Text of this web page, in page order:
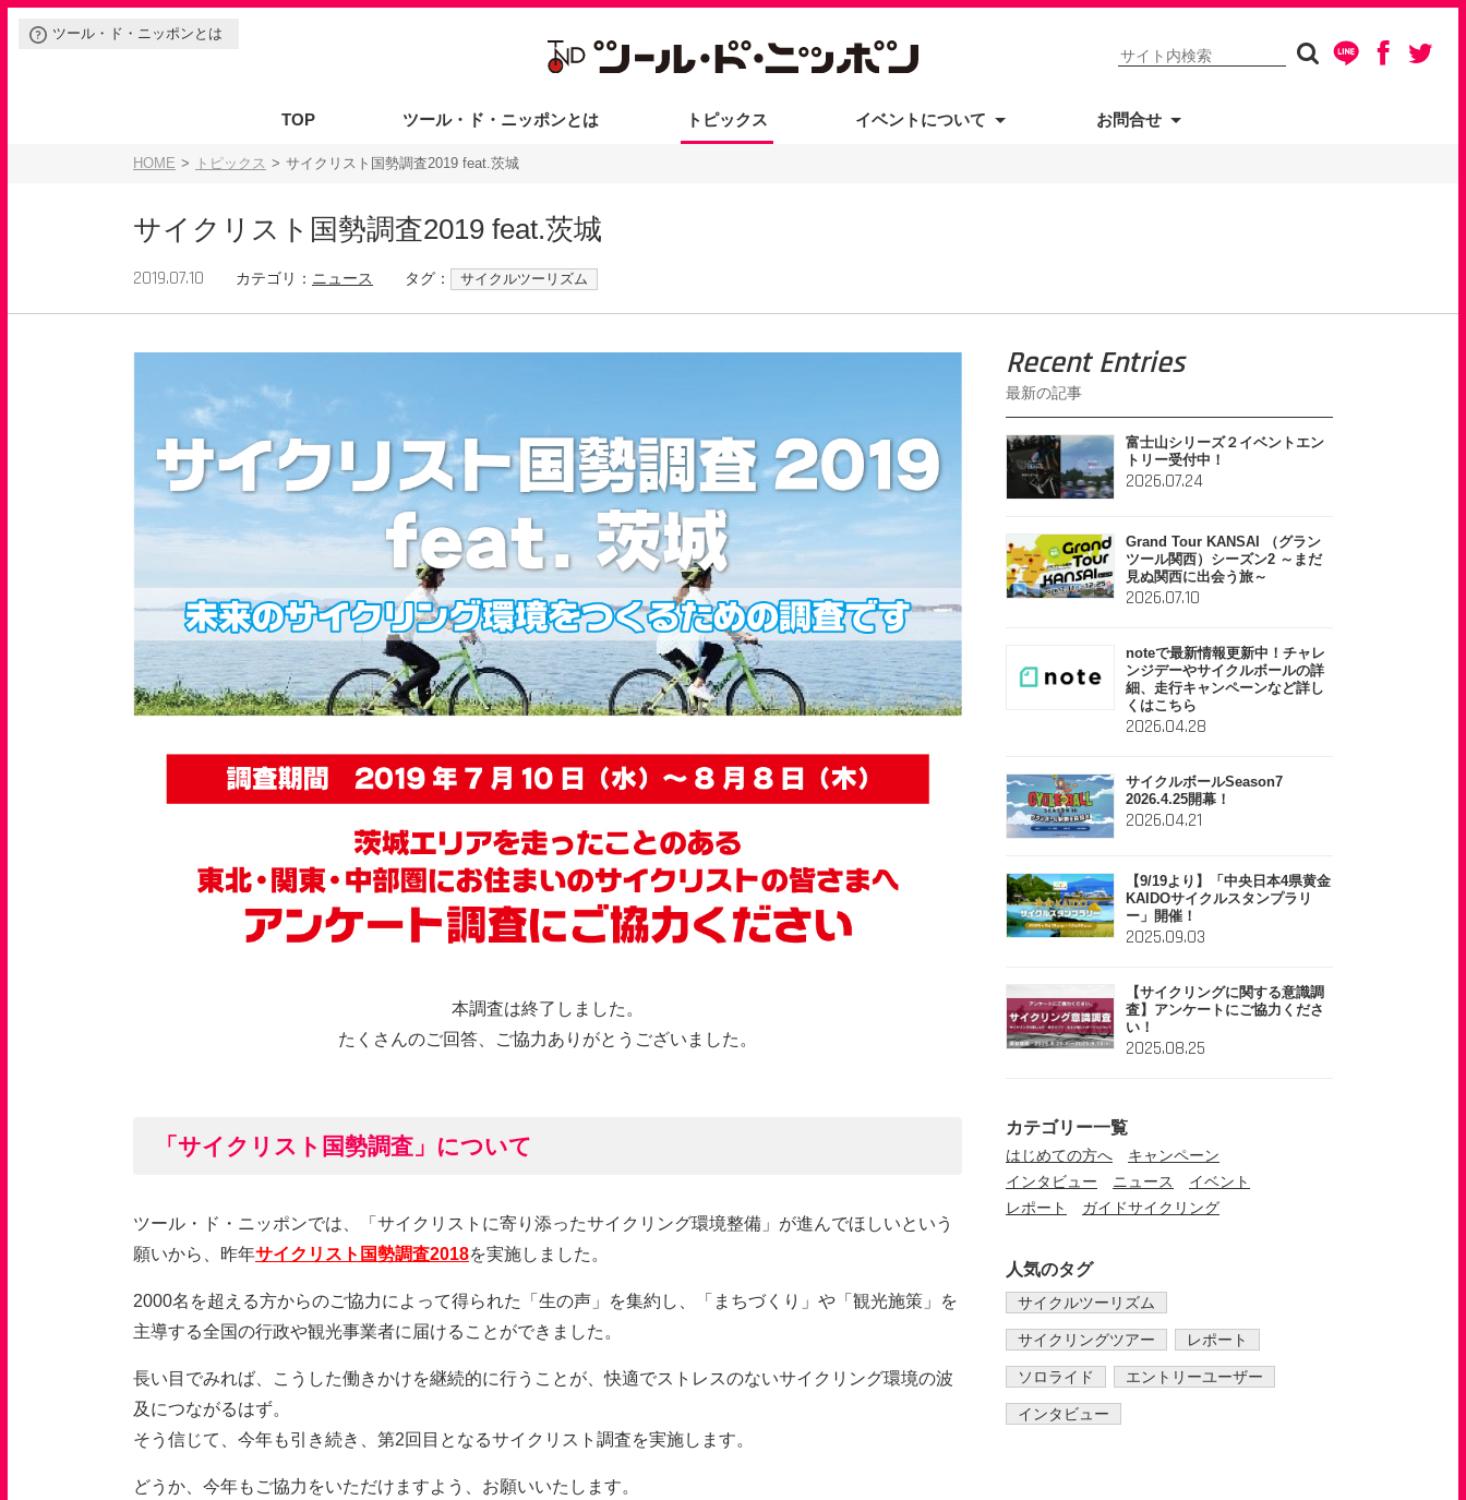
ツール・ド・ニッポンとは
TOP ツール・ド・ニッポンとは トピックス
イベントについて
お問合せ
開催をご検討の方 メディアの方
HOME トピックス サイクリスト国勢調査2019 feat.茨城
サイクリスト国勢調査2019 feat.茨城
2019.07.10 カテゴリ： ニュース タグ： サイクルツーリズム
本調査は終了しました。
たくさんのご回答、ご協力ありがとうございました。
「サイクリスト国勢調査」について
ツール・ド・ニッポンでは、「サイクリストに寄り添ったサイクリング環境整備」が進んでほしいという
願いから、昨年サイクリスト国勢調査2018を実施しました。
2000名を超える方からのご協力によって得られた「生の声」を集約し、「まちづくり」や「観光施策」を
主導する全国の行政や観光事業者に届けることができました。
長い目でみれば、こうした働きかけを継続的に行うことが、快適でストレスのないサイクリング環境の波
及につながるはず。
そう信じて、今年も引き続き、第2回目となるサイクリスト調査を実施します。
どうか、今年もご協力をいただけますよう、お願いいたします。
Recent Entries
最新の記事
富士山シリーズ２イベントエン
トリー受付中！
2026.07.24
Grand Tour KANSAI （グラン
ツール関西）シーズン2 ～まだ
見ぬ関西に出会う旅～
2026.07.10
noteで最新情報更新中！チャレ
ンジデーやサイクルボールの詳
細、走行キャンペーンなど詳し
くはこちら
2026.04.28
サイクルボールSeason7
2026.4.25開幕！
2026.04.21
【9/19より】「中央日本4県黄金
KAIDOサイクルスタンプラリ
ー」開催！
2025.09.03
【サイクリングに関する意識調
査】アンケートにご協力くださ
い！
2025.08.25
カテゴリー一覧
はじめての方へ
キャンペーン
インタビュー
ニュース
イベント
レポート
ガイドサイクリング
人気のタグ
サイクルツーリズム
サイクリングツアー レポート
ソロライド エントリーユーザー
インタビュー